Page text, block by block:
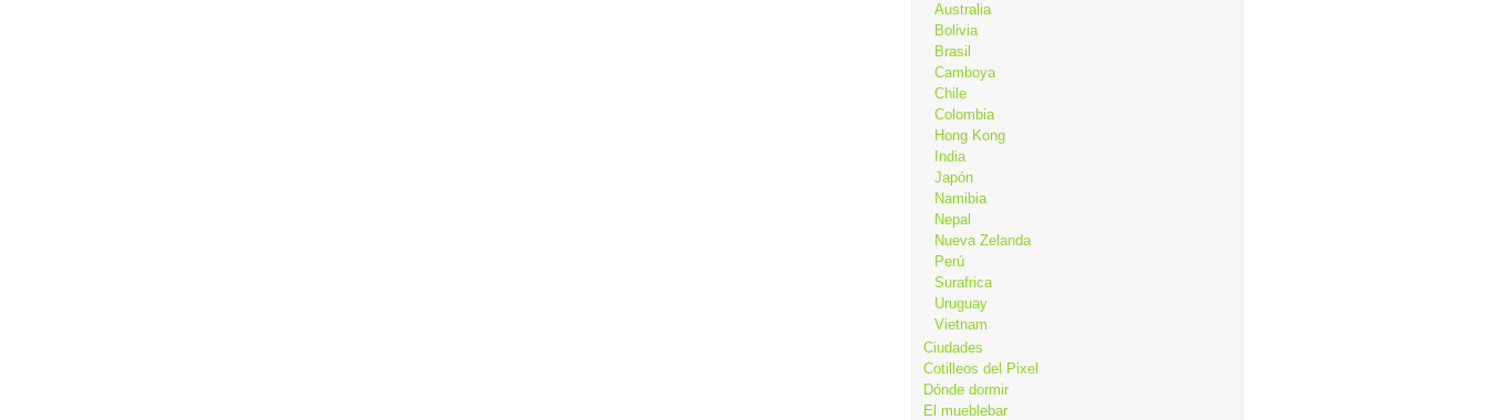
Australia
Bolivia
Brasil
Camboya
Chile
Colombia
Hong Kong
India
Japón
Namibia
Nepal
Nueva Zelanda
Perú
Surafrica
Uruguay
Vietnam
Ciudades
Cotilleos del Pixel
Dónde dormir
El mueblebar